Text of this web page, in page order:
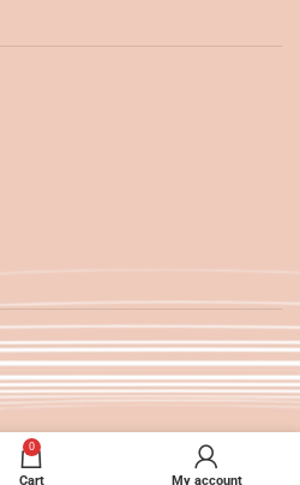
0
Cart My account